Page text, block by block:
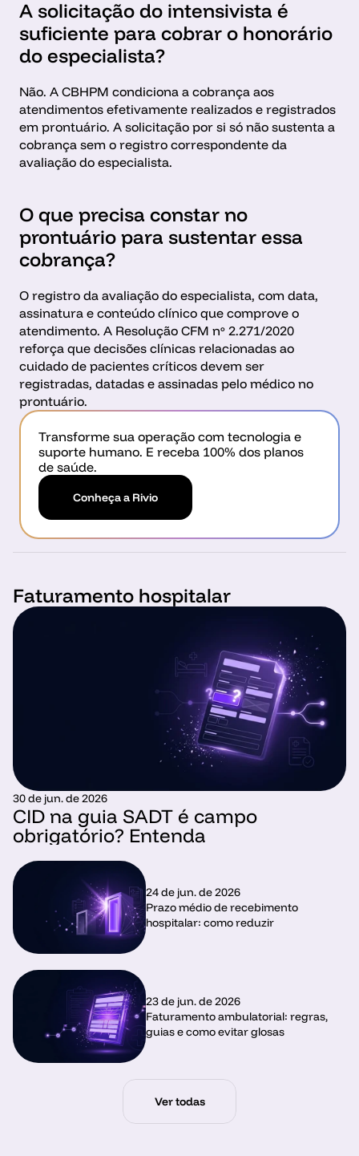
A solicitação do intensivista é
suficiente para cobrar o honorário
do especialista?
Não. A CBHPM condiciona a cobrança aos
atendimentos efetivamente realizados e registrados
em prontuário. A solicitação por si só não sustenta a
cobrança sem o registro correspondente da
avaliação do especialista.
O que precisa constar no
prontuário para sustentar essa
cobrança?
O registro da avaliação do especialista, com data,
assinatura e conteúdo clínico que comprove o
atendimento. A Resolução CFM nº 2.271/2020
reforça que decisões clínicas relacionadas ao
cuidado de pacientes críticos devem ser
registradas, datadas e assinadas pelo médico no
prontuário.
Transforme sua operação com tecnologia e
suporte humano. E receba 100% dos planos
de saúde.
Conheça a Rivio
Faturamento hospitalar
30 de jun. de 2026
CID na guia SADT é campo
obrigatório? Entenda
24 de jun. de 2026
Prazo médio de recebimento
hospitalar: como reduzir
23 de jun. de 2026
Faturamento ambulatorial: regras,
guias e como evitar glosas
Ver todas